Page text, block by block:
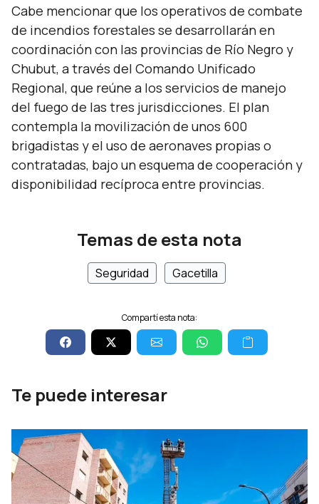
Cabe mencionar que los operativos de combate
de incendios forestales se desarrollarán en
coordinación con las provincias de Río Negro y
Chubut, a través del Comando Unificado
Regional, que reúne a los servicios de manejo
del fuego de las tres jurisdicciones. El plan
contempla la movilización de unos 600
brigadistas y el uso de aeronaves propias o
contratadas, bajo un esquema de cooperación y
disponibilidad recíproca entre provincias.
Temas de esta nota
Seguridad Gacetilla
Compartí esta nota:
Te puede interesar